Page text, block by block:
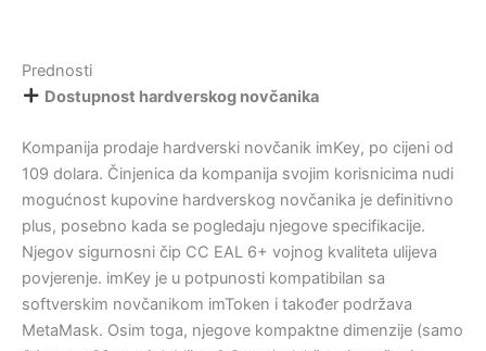
Prednosti
Dostupnost hardverskog novčanika
Kompanija prodaje hardverski novčanik imKey, po cijeni od
109 dolara. Činjenica da kompanija svojim korisnicima nudi
mogućnost kupovine hardverskog novčanika je definitivno
plus, posebno kada se pogledaju njegove specifikacije.
Njegov sigurnosni čip CC EAL 6+ vojnog kvaliteta ulijeva
povjerenje. imKey je u potpunosti kompatibilan sa
softverskim novčanikom imToken i također podržava
MetaMask. Osim toga, njegove kompaktne dimenzije (samo